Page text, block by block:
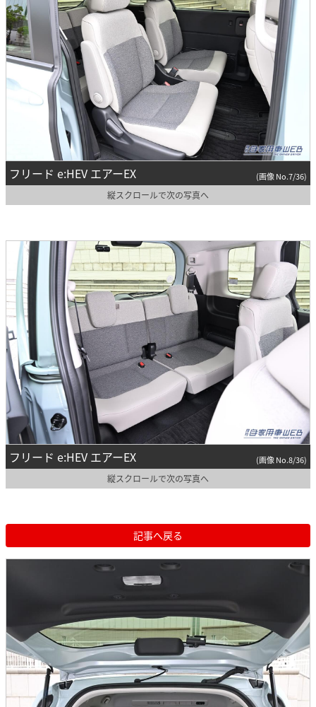
フリード e:HEV エアーEX (画像 No.7/36)
縦スクロールで次の写真へ
フリード e:HEV エアーEX (画像 No.8/36)
縦スクロールで次の写真へ
記事へ戻る